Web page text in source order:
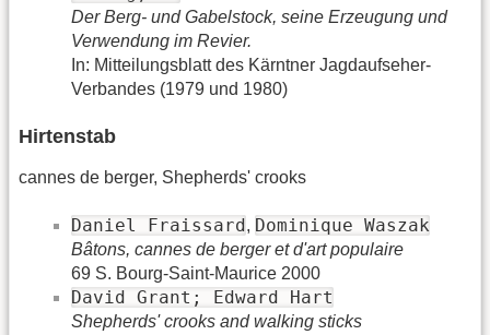
Der Berg- und Gabelstock, seine Erzeugung und
Verwendung im Revier.
In: Mitteilungsblatt des Kärntner Jagdaufseher-
Verbandes (1979 und 1980)
Hirtenstab
cannes de berger, Shepherds' crooks
Daniel Fraissard , Dominique Waszak
Bâtons, cannes de berger et d'art populaire
69 S. Bourg-Saint-Maurice 2000
David Grant; Edward Hart
Shepherds' crooks and walking sticks